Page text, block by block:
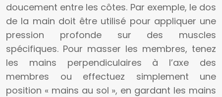
doucement entre les côtes. Par exemple, le dos
de la main doit être utilisé pour appliquer une
pression profonde sur des muscles
spécifiques. Pour masser les membres, tenez
les mains perpendiculaires à l’axe des
membres ou effectuez simplement une
position « mains au sol », en gardant les mains